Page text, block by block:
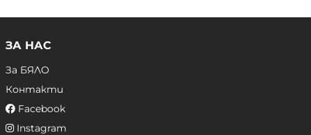
ЗА НАС
За БЯЛО
Контакти
Facebook
Instagram